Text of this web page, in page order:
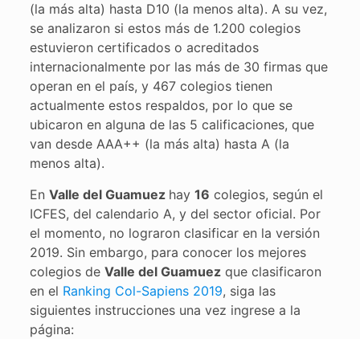
(la más alta) hasta D10 (la menos alta). A su vez,
se analizaron si estos más de 1.200 colegios
estuvieron certificados o acreditados
internacionalmente por las más de 30 firmas que
operan en el país, y 467 colegios tienen
actualmente estos respaldos, por lo que se
ubicaron en alguna de las 5 calificaciones, que
van desde AAA++ (la más alta) hasta A (la
menos alta).
En Valle del Guamuez hay 16 colegios, según el
ICFES, del calendario A, y del sector oficial. Por
el momento, no lograron clasificar en la versión
2019. Sin embargo, para conocer los mejores
colegios de Valle del Guamuezque clasificaron
en el Ranking Col-Sapiens 2019, siga las
siguientes instrucciones una vez ingrese a la
página: